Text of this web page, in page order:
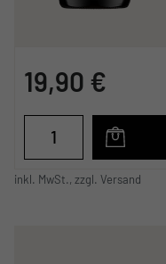
19,90 €
inkl. MwSt., zzgl. Versand